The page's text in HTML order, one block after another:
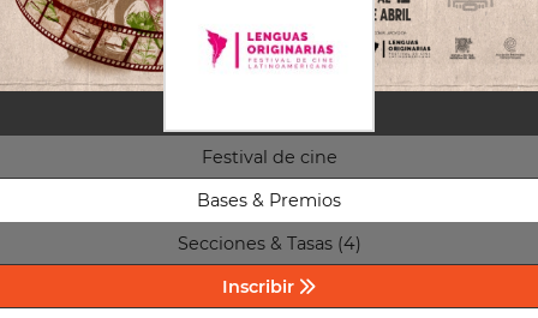
Festival de cine
Bases & Premios
Secciones & Tasas (4)
Inscribir